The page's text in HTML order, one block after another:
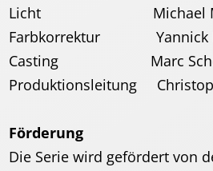
Licht Michael
Farbkorrektur Yannick
Casting Marc
Produktionsleitung
Förderung
Die Serie wird gefördert von